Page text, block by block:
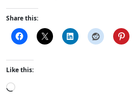
Share this:
Like this:
L